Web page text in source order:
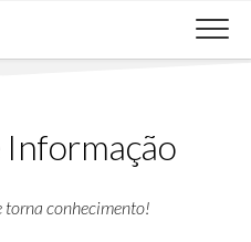
Informação
torna conhecimento!